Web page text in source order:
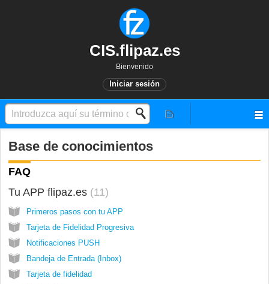
CIS.flipaz.es
Bienvenido
Iniciar sesión
Base de conocimientos
FAQ
Tu APP flipaz.es
11
Primeros pasos con tu APP
Tarjeta de Fidelidad Progresiva
Notificaciones PUSH
Bandeja de Entrada (Inbox)
Tarjeta de fidelidad